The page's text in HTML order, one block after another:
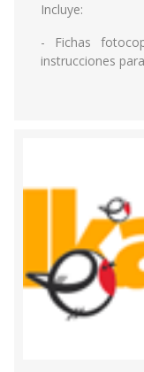
Incluye:
- Fichas
instrucciones